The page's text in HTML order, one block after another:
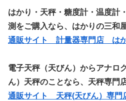
はかり・天秤・糖度計・温度計
測をご購入なら、はかりの三和屋
通販サイト 計量器専門店 は
電子天秤（天びん）からアナロ
ん）天秤のことなら、天秤専門
通販サイト 天秤(天びん）専